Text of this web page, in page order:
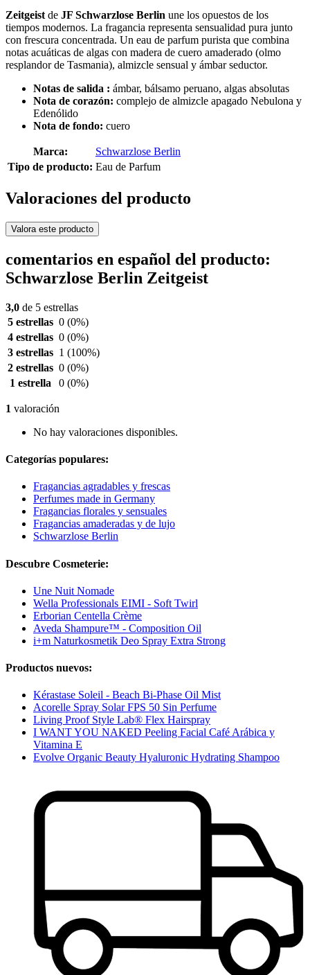
Zeitgeist de JF Schwarzlose Berlin une los opuestos de los
tiempos modernos. La fragancia representa sensualidad pura junto
con frescura concentrada. Un eau de parfum purista que combina
notas acuáticas de algas con madera de cuero amaderado (olmo
resplandor de Tasmania), almizcle sensual y ámbar seductor.
Notas de salida : ámbar, bálsamo peruano, algas absolutas
Nota de corazón: complejo de almizcle apagado Nebulona y
Edenólido
Nota de fondo: cuero
Marca:
Schwarzlose Berlin
Tipo de producto: Eau de Parfum
Valoraciones del producto
Valora este producto
comentarios en español del producto:
Schwarzlose Berlin Zeitgeist
3,0 de 5 estrellas
5 estrellas 0 (0%)
4 estrellas 0 (0%)
3 estrellas 1 (100%)
2 estrellas 0 (0%)
1 estrella
0 (0%)
1 valoración
No hay valoraciones disponibles.
Categorías populares:
Fragancias agradables y frescas
Perfumes made in Germany
Fragancias florales y sensuales
Fragancias amaderadas y de lujo
Schwarzlose Berlin
Descubre Cosmeterie:
Une Nuit Nomade
Wella Professionals EIMI - Soft Twirl
Erborian Centella Crème
Aveda Shampure™ - Composition Oil
i+m Naturkosmetik Deo Spray Extra Strong
Productos nuevos:
Kérastase Soleil - Beach Bi-Phase Oil Mist
Acorelle Spray Solar FPS 50 Sin Perfume
Living Proof Style Lab® Flex Hairspray
I WANT YOU NAKED Peeling Facial Café Arábica y
Vitamina E
Evolve Organic Beauty Hyaluronic Hydrating Shampoo